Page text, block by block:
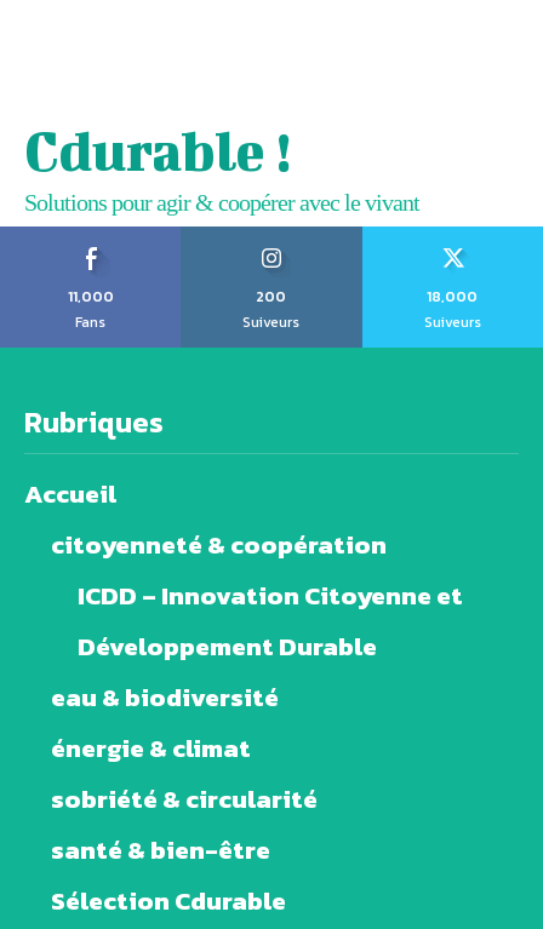
Cdurable !
Solutions pour agir & coopérer avec le vivant
11,000
Fans
200
Suiveurs
18,000
Suiveurs
Rubriques
Accueil
citoyenneté & coopération
ICDD – Innovation Citoyenne et
Développement Durable
eau & biodiversité
énergie & climat
sobriété & circularité
santé & bien-être
Sélection Cdurable